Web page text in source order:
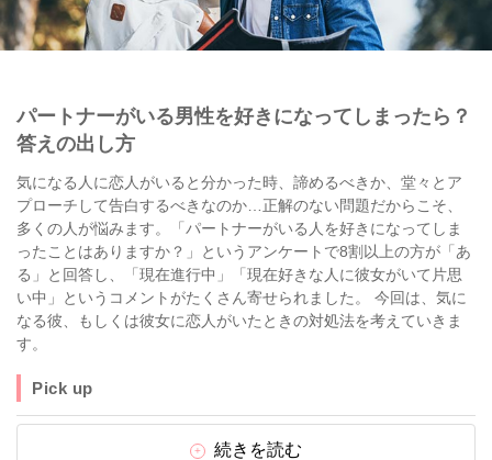
パートナーがいる男性を好きになってしまったら？
答えの出し方
気になる人に恋人がいると分かった時、諦めるべきか、堂々とア
プローチして告白するべきなのか…正解のない問題だからこそ、
多くの人が悩みます。「パートナーがいる人を好きになってしま
ったことはありますか？」というアンケートで8割以上の方が「あ
る」と回答し、「現在進行中」「現在好きな人に彼女がいて片思
い中」というコメントがたくさん寄せられました。 今回は、気に
なる彼、もしくは彼女に恋人がいたときの対処法を考えていきま
す。
Pick up
続きを読む